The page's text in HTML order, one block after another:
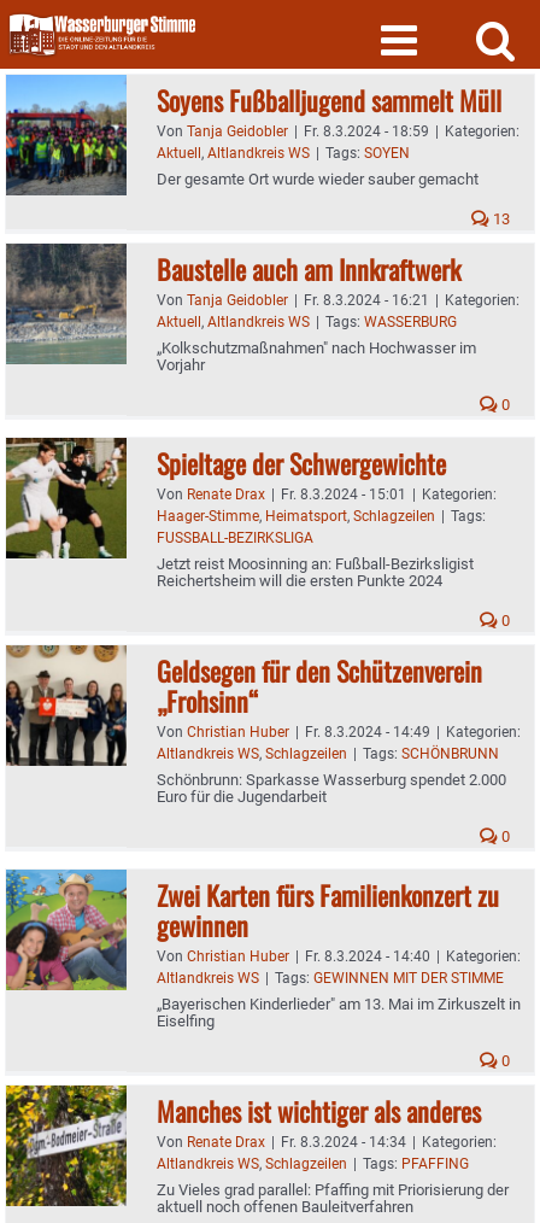
Skip
to
content
Soyens Fußballjugend sammelt Müll
Von Tanja Geidobler | Fr. 8.3.2024 - 18:59 | Kategorien:
Aktuell, Altlandkreis WS | Tags: SOYEN
Der gesamte Ort wurde wieder sauber gemacht
13
Baustelle auch am Innkraftwerk
Von Tanja Geidobler | Fr. 8.3.2024 - 16:21 | Kategorien:
Aktuell, Altlandkreis WS | Tags: WASSERBURG
„Kolkschutzmaßnahmen" nach Hochwasser im
Vorjahr
0
Spieltage der Schwergewichte
Von Renate Drax | Fr. 8.3.2024 - 15:01 | Kategorien:
Haager-Stimme, Heimatsport, Schlagzeilen | Tags:
FUSSBALL-BEZIRKSLIGA
Jetzt reist Moosinning an: Fußball-Bezirksligist
Reichertsheim will die ersten Punkte 2024
0
Geldsegen für den Schützenverein
„Frohsinn“
Von Christian Huber | Fr. 8.3.2024 - 14:49 | Kategorien:
Altlandkreis WS, Schlagzeilen | Tags: SCHÖNBRUNN
Schönbrunn: Sparkasse Wasserburg spendet 2.000
Euro für die Jugendarbeit
0
Zwei Karten fürs Familienkonzert zu
gewinnen
Von Christian Huber | Fr. 8.3.2024 - 14:40 | Kategorien:
Altlandkreis WS | Tags: GEWINNEN MIT DER STIMME
„Bayerischen Kinderlieder" am 13. Mai im Zirkuszelt in
Eiselfing
0
Manches ist wichtiger als anderes
Von Renate Drax | Fr. 8.3.2024 - 14:34 | Kategorien:
Altlandkreis WS, Schlagzeilen | Tags: PFAFFING
Zu Vieles grad parallel: Pfaffing mit Priorisierung der
aktuell noch offenen Bauleitverfahren